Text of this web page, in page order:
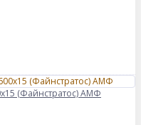
(Файнстратос) АМФ